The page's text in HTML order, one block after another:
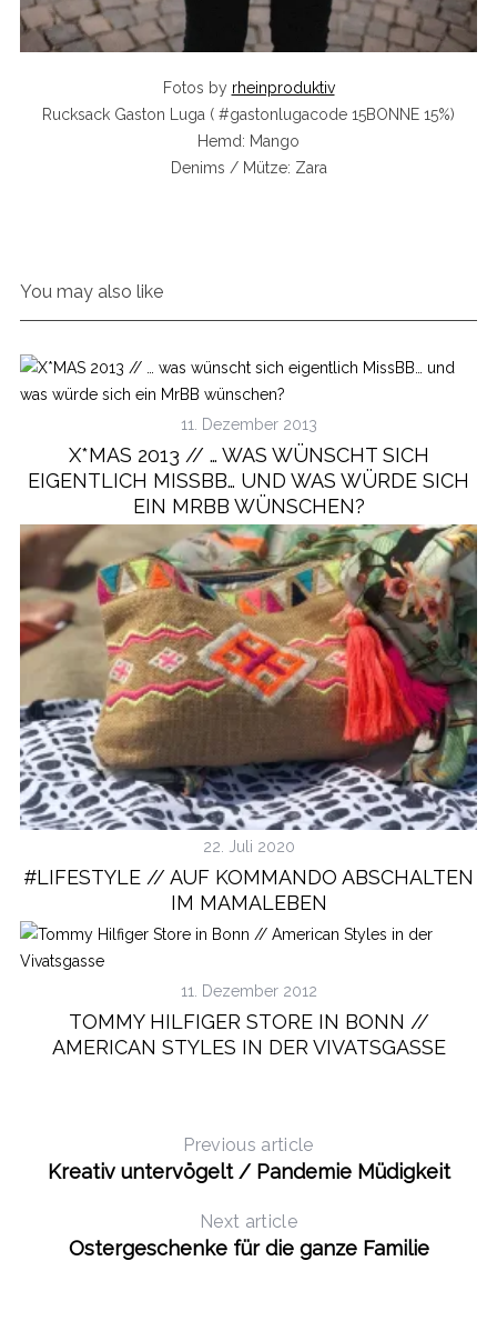
Fotos by rheinproduktiv
Rucksack Gaston Luga ( #gastonlugacode 15BONNE 15%)
Hemd: Mango
Denims / Mütze: Zara
You may also like
11. Dezember 2013
X*MAS 2013 // … WAS WÜNSCHT SICH
EIGENTLICH MISSBB… UND WAS WÜRDE SICH
EIN MRBB WÜNSCHEN?
22. Juli 2020
#LIFESTYLE // AUF KOMMANDO ABSCHALTEN
IM MAMALEBEN
11. Dezember 2012
TOMMY HILFIGER STORE IN BONN //
AMERICAN STYLES IN DER VIVATSGASSE
Previous article
Kreativ untervögelt / Pandemie Müdigkeit
Next article
Ostergeschenke für die ganze Familie